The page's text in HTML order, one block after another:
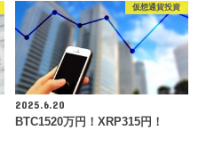
仮想通貨投資
2025.6.20
BTC1520万円！XRP315円！